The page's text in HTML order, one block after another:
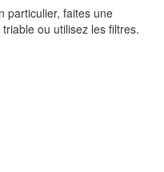
particulier, faites une
triable ou utilisez les filtres.